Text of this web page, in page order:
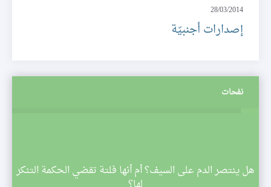
28/03/2014
إصدارات أجنبيّة
نفحات
هل ينتصر الدم على السيف؟ أم أنها فلتة تقضي الحكمة التنكر